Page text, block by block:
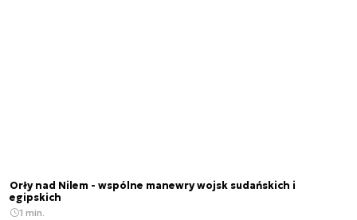
Orły nad Nilem - wspólne manewry wojsk sudańskich i
egipskich
1 min.